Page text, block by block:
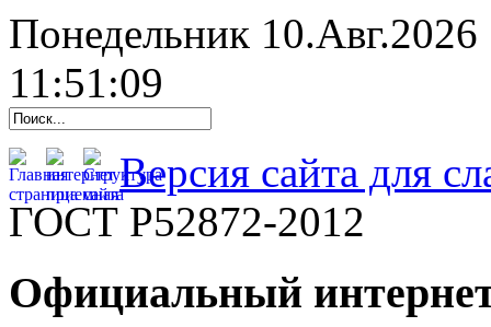
Понедельник 10.Авг.2026
11:51:10
Версия сайта для
ГОСТ Р52872-2012
Официальный